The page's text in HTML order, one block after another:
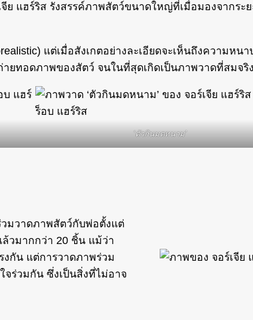
แฮร์ริส รังสรรค์ภาพสัตว์ขนาดใหญ่ที่เมื่อมองจากระย
แต่เมื่อสังเกตอย่างละเอียดจะเห็นถึงความห
ายทอดภาพของสัตว์ จนในที่สุดเกิดเป็นภาพวาดที่สมจริ
‘ตัวกินมดหนาม’
วมวาดภาพสัตว์กับพ่อตั้งแต่
วมากกว่า 20 ชิ้น แม้ว่า
งกัน แต่การวาดภาพร่วม
จร่วมกัน ซึ่งเป็นสิ่งที่ไม่อาจ